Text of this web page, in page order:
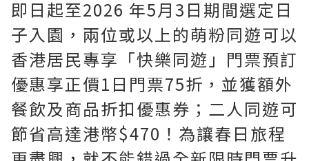
即日起至2026 年5月3日期間選定日
子入園，兩位或以上的萌粉同遊可以
香港居民專享「快樂同遊」門票預訂
優惠享正價1日門票75折，並獲額外
餐飲及商品折扣優惠券；二人同遊可
節省高達港幣$470！為讓春日旅程